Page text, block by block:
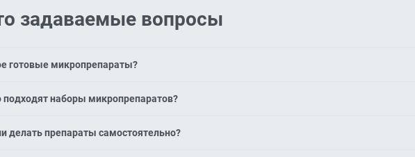
задаваемые вопросы
готовые микропрепараты?
готовые к наблюдению под микроскопом.
подходят наборы микропрепаратов?
зоологии, анатомии.
делать препараты самостоятельно?